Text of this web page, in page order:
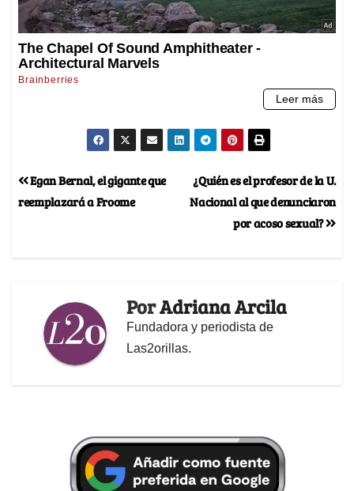
¿Quién es el profesor de la U.
Nacional al que denunciaron
por acoso sexual?
Egan Bernal, el gigante que
reemplazará a Froome
PorAdriana Arcila
Fundadora y periodista de
Las2orillas.